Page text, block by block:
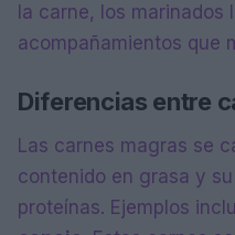
la carne, los marinados
acompañamientos que
Diferencias entre
Las carnes magras se
contenido en grasa y
proteínas. Ejemplos